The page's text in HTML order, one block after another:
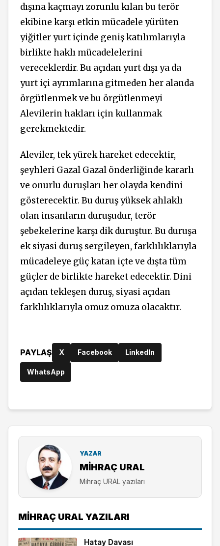
dışına kaçmayı zorunlu kılan bu terör
ekibine karşı etkin mücadele yürüten
yiğitler yurt içinde geniş katılımlarıyla
birlikte haklı mücadelelerini
vereceklerdir. Bu açıdan yurt dışı ya da
yurt içi ayrımlarına gitmeden her alanda
örgütlenmek ve bu örgütlenmeyi
Alevilerin hakları için kullanmak
gerekmektedir.
Aleviler, tek yürek hareket edecektir,
şeyhleri Gazal Gazal önderliğinde kararlı
ve onurlu duruşları her olayda kendini
gösterecektir. Bu duruş yüksek ahlaklı
olan insanların duruşudur, terör
şebekelerine karşı dik duruştur. Bu duruşa
ek siyasi duruş sergileyen, farklılıklarıyla
mücadeleye güç katan içte ve dışta tüm
güçler de birlikte hareket edecektir. Dini
açıdan tekleşen duruş, siyasi açıdan
farklılıklarıyla omuz omuza olacaktır.
PAYLAŞ X Facebook LinkedIn
WhatsApp
YAZAR
MIHRAÇ URAL
Mihraç URAL yazıları
MIHRAÇ URAL YAZILARI
Hatay Davası